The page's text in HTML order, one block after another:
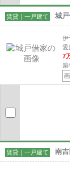
賃貸｜一戸建て 城
伊
愛
7
築
賃貸｜一戸建て 南